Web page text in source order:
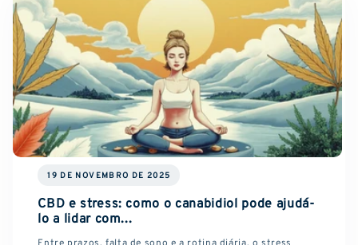
19 DE NOVEMBRO DE 2025
CBD e stress: como o canabidiol pode ajudá-
lo a lidar com...